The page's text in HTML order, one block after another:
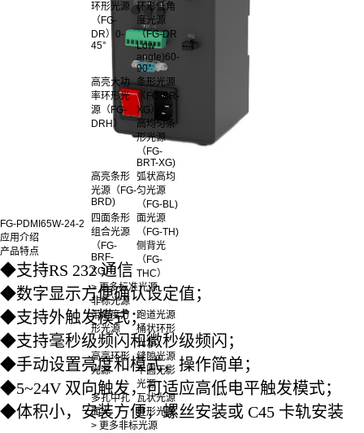
环形光源
（FG-
DR）0-
45°
环形低角
度光源
（FG-DR
Low
angle)60-
90°
高亮大功
率环形光
源（FG-
DRH）
条形光源
（FG-BR-
XG）
高均匀条
形光源
（FG-
BRT-XG)
高亮条形
光源（FG-
BRD)
弧状高均
匀光源
（FG-BL)
四面条形
组合光源
（FG-
BRF-
XG）
面光源
（FG-TH)
侧背光
（FG-
THC）
> 更多标准光源
非标光源
带角度方
形光源
跑道光源
桶状环形
光源
高亮环形
光源
缝隙光源
半圆无影
光源
多孔中孔
面光
瓦状光源
柱形光源
> 更多非标光源
FG-PDMI65W-24-2
应用介绍
产品特点
◆支持RS 232 通信
◆数字显示方便确认设定值；
◆支持外触发模式；
◆支持毫秒级频闪和微秒级频闪；
◆手动设置亮度和模式，操作简单；
◆5~24V 双向触发，可适应高低电平触发模式；
◆体积小，安装方便，螺丝安装或 C45 卡轨安装